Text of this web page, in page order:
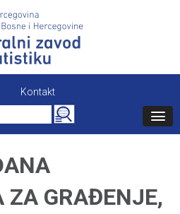
Kontakt
Search
for:
ZA GRAĐENJE,